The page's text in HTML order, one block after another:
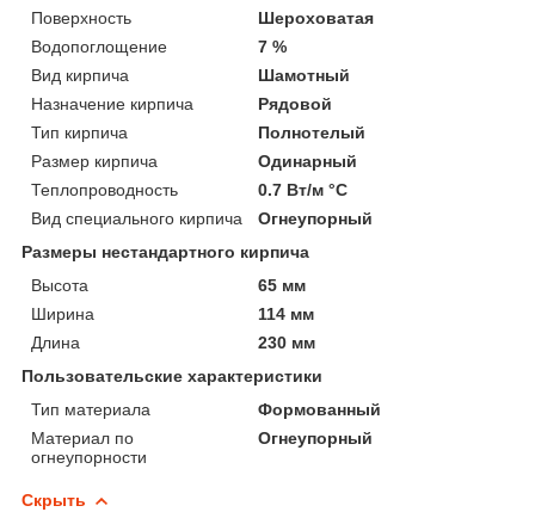
Поверхность
Шероховатая
Водопоглощение
7 %
Вид кирпича
Шамотный
Назначение кирпича
Рядовой
Тип кирпича
Полнотелый
Размер кирпича
Одинарный
Теплопроводность
0.7 Вт/м °С
Вид специального кирпича
Огнеупорный
Размеры нестандартного кирпича
Высота
65 мм
Ширина
114 мм
Длина
230 мм
Пользовательские характеристики
Тип материала
Формованный
Материал по
огнеупорности
Огнеупорный
Скрыть